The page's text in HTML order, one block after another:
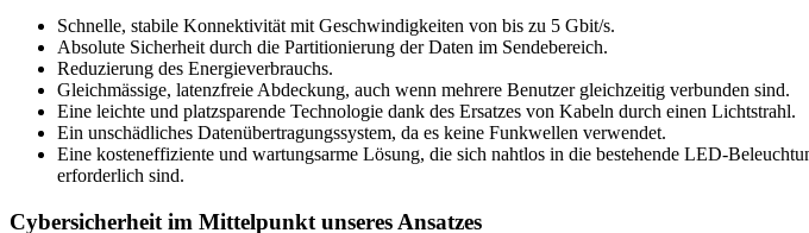
Schnelle, stabile Konnektivität mit Geschwindigkeiten von bis zu 5 Gbit/s.
Absolute Sicherheit durch die Partitionierung der Daten im Sendebereich.
Reduzierung des Energieverbrauchs.
Gleichmässige, latenzfreie Abdeckung, auch wenn mehrere Benutzer gleichzeitig verbunden sind.
Eine leichte und platzsparende Technologie dank des Ersatzes von Kabeln durch einen Lichtstrahl.
Ein unschädliches Datenübertragungssystem, da es keine Funkwellen verwendet.
Eine kosteneffiziente und wartungsarme Lösung, die sich nahtlos in die bestehende LED-
erforderlich sind.
Cybersicherheit im Mittelpunkt unseres Ansatzes